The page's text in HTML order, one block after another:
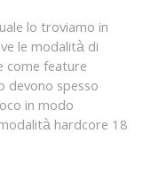
lo troviamo in
le modalità di
come feature
devono spesso
in modo
hardcore 18